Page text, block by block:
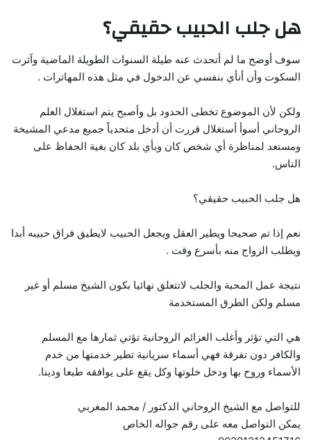
هل جلب الحبيب حقيقي؟
سوف أوضح ما لم أتحدث عنه طيلة السنوات الطويلة الماضية وآثرت
السكوت وأن أنأي بنفسي عن الدخول في مثل هذه المهاترات .
ولكن لأن الموضوع تخطى الحدود بل وأصبح يتم استغلال العلم
الروحاني أسوأ أستغلال قررت أن أدخل متحدياً جميع مدعي المشيخة
ومستعد لمناظرة أي شخص كان وبأي بلد كان بغية الحفاظ على
الناس.
هل جلب الحبيب حقيقي؟
نعم إذا تم صحيحا ويطير العقل ويجعل الحبيب لايطيق فراق حبيبه أبدا
ويطلب الزواج منه بأسرع وقت .
نتيجة عمل المحبة والجلب لاتتعلق نهائيا بكون الشيخ مسلم أو غير
مسلم ولكن الطرق المستخدمة
هي التي تؤثر وأغلب العزائم الروحانية تؤتي ثمارها مع المسلم
والكافر دون تفرقة فهي أسماء سريانية تطير خدمتها من خدم
الأسماء وروح بها ودخل خلوتها وكل يقع على يوافقه طبعا ودينا.
للتواصل مع الشيخ الروحاني الدكتور / محمد المغربي
يمكن التواصل معه على رقم جواله الخاص